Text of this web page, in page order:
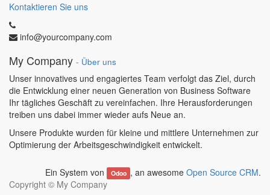
Kontaktieren Sie uns
info@yourcompany.com
My Company - Über uns
Unser innovatives und engagiertes Team verfolgt das Ziel, durch
die Entwicklung einer neuen Generation von Business Software
Ihr tägliches Geschäft zu vereinfachen. Ihre Herausforderungen
treiben uns dabei immer wieder aufs Neue an.
Unsere Produkte wurden für kleine und mittlere Unternehmen zur
Optimierung der Arbeitsgeschwindigkeit entwickelt.
Ein System von Odoo , an awesome Open Source CRM.
Copyright © My Company